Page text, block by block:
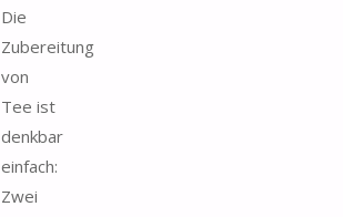
Die
Zubereitung
von
Tee ist
denkbar
einfach:
Zwei